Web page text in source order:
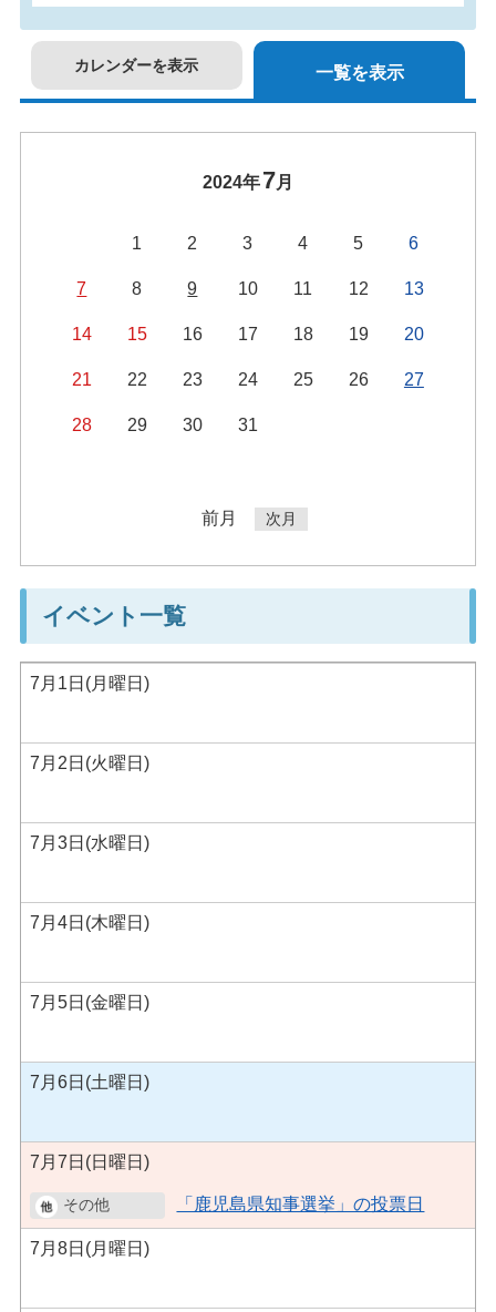
カレンダーを表示 一覧を表示
2024年7月
1 2 3 4 5 6
7 8 9 10 11 12 13
14 15 16 17 18 19 20
21 22 23 24 25 26 27
28 29 30 31
前月 次月
イベント一覧
7月1日(月曜日)
7月2日(火曜日)
7月3日(水曜日)
7月4日(木曜日)
7月5日(金曜日)
7月6日(土曜日)
7月7日(日曜日)
「鹿児島県知事選挙」の投票日
7月8日(月曜日)